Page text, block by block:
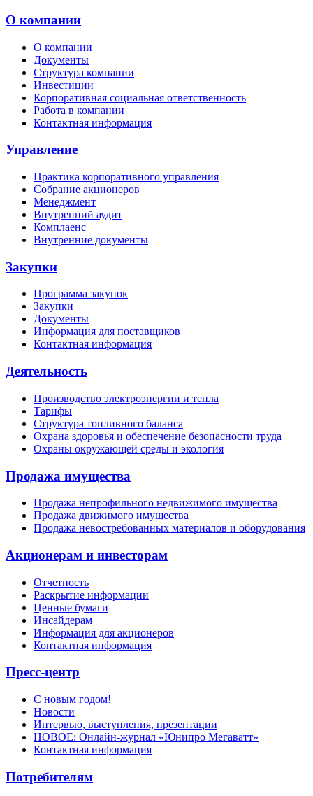
О компании
О компании
Документы
Структура компании
Инвестиции
Корпоративная социальная ответственность
Работа в компании
Контактная информация
Управление
Практика корпоративного управления
Собрание акционеров
Менеджмент
Внутренний аудит
Комплаенс
Внутренние документы
Закупки
Программа закупок
Закупки
Документы
Информация для поставщиков
Контактная информация
Деятельность
Производство электроэнергии и тепла
Тарифы
Структура топливного баланса
Охрана здоровья и обеспечение безопасности труда
Охраны окружающей среды и экология
Продажа имущества
Продажа непрофильного недвижимого имущества
Продажа движимого имущества
Продажа невостребованных материалов и оборудования
Акционерам и инвесторам
Отчетность
Раскрытие информации
Ценные бумаги
Инсайдерам
Информация для акционеров
Контактная информация
Пресс-центр
С новым годом!
Новости
Интервью, выступления, презентации
НОВОЕ: Онлайн-журнал «Юнипро Мегаватт»
Контактная информация
Потребителям